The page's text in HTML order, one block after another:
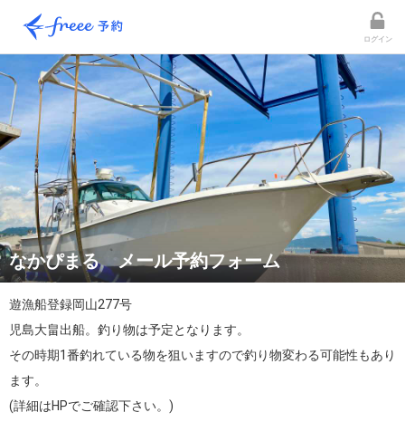
ログイン
なかぴまる メール予約フォーム
遊漁船登録岡山277号
児島大畠出船。釣り物は予定となります。
その時期1番釣れている物を狙いますので釣り物変わる可能性もあり
ます。
(詳細はHPでご確認下さい。)